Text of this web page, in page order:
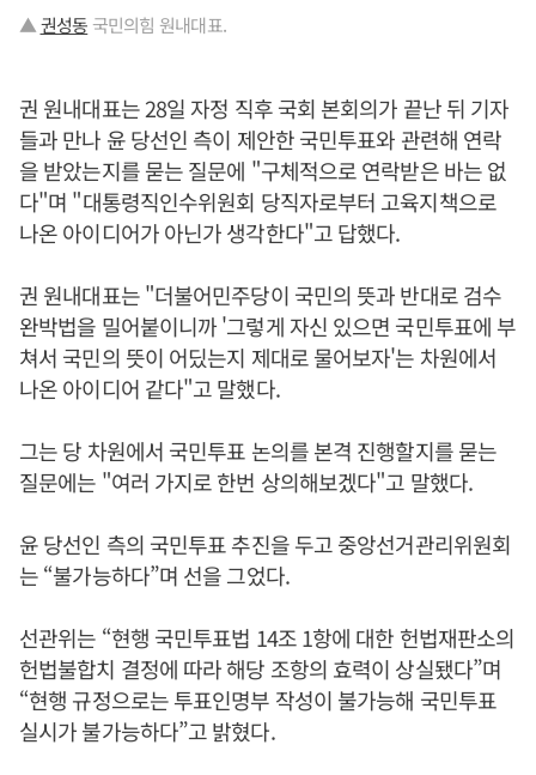
▲권성동 국민의힘 원내대표.
권 원내대표는 28일 자정 직후 국회 본회의가 끝난 뒤 기자
들과 만나 윤 당선인 측이 제안한 국민투표와 관련해 연락
을 받았는지를 묻는 질문에 "구체적으로 연락받은 바는 없
다"며 "대통령직인수위원회 당직자로부터 고육지책으로
나온 아이디어가 아닌가 생각한다"고 답했다.
권 원내대표는 "더불어민주당이 국민의 뜻과 반대로 검수
완박법을 밀어붙이니까 '그렇게 자신 있으면 국민투표에 부
쳐서 국민의 뜻이 어딨는지 제대로 물어보자'는 차원에서
나온 아이디어 같다"고 말했다.
그는 당 차원에서 국민투표 논의를 본격 진행할지를 묻는
질문에는 "여러 가지로 한번 상의해보겠다"고 말했다.
윤 당선인 측의 국민투표 추진을 두고 중앙선거관리위원회
는 “불가능하다”며 선을 그었다.
선관위는 “현행 국민투표법 14조 1항에 대한 헌법재판소의
헌법불합치 결정에 따라 해당 조항의 효력이 상실됐다”며
“현행 규정으로는 투표인명부 작성이 불가능해 국민투표
실시가 불가능하다”고 밝혔다.